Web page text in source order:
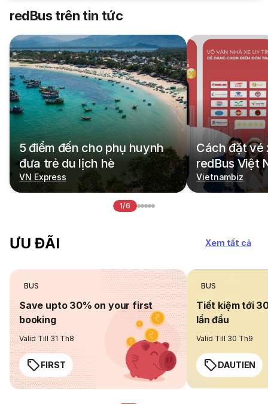
redBus trên tin tức
5 điểm đến cho phụ huynh
đưa trẻ du lịch hè
VN Express
Cách đặt vé
redBus Việt
Vietnambiz
1/6
ƯU ĐÃI Xem tất cả
BUS
Save upto 30% on your first
booking
Valid Till 31 Th8
FIRST
BUS
Tiết kiệm tới
lần đầu
Valid Till 30 Th9
DAUTIEN